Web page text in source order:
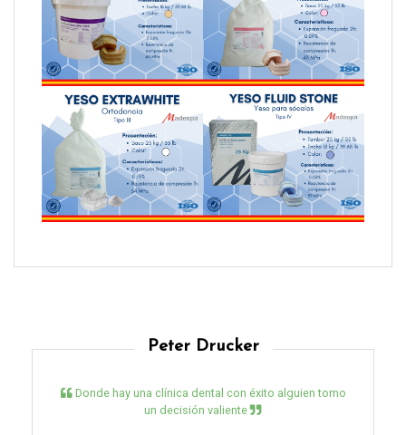
Peter Drucker
Donde hay una clínica dental con éxito alguien tomo
un decisión valiente